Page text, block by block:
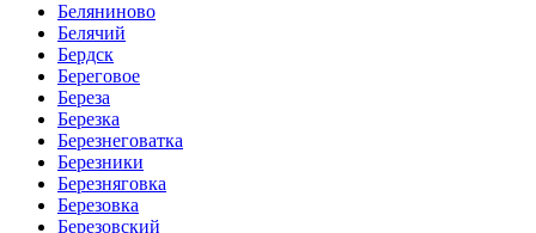
Беляниново
Белячий
Бердск
Береговое
Береза
Березка
Березнеговатка
Березники
Березняговка
Березовка
Березовский